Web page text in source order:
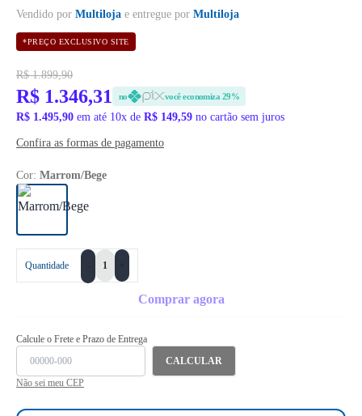
Vendido por Multiloja e entregue por Multiloja
*PREÇO EXCLUSIVO SITE
R$ 1.899,90
R$ 1.346,31 no você economiza 29%
R$ 1.495,90 em até 10x de R$ 149,59 no cartão sem juros
Confira as formas de pagamento
Cor: Marrom/Bege
Quantidade
Comprar agora
Calcule o Frete e Prazo de Entrega
CALCULAR
Não sei meu CEP